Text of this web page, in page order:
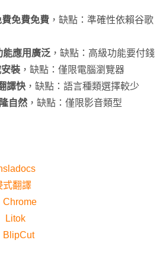
免費免費 ，缺點：準確性依賴谷歌
能應用廣泛 ，缺點：高級功能要付錢
裝 ，缺點：僅限電腦瀏覽器
譯快 ，缺點：語言種類選擇較少
自然 ，缺點：僅限影音類型
式翻譯
Chrome
Litok
BlipCut